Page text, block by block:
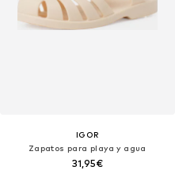
IGOR
Zapatos para playa y agua
31,95€